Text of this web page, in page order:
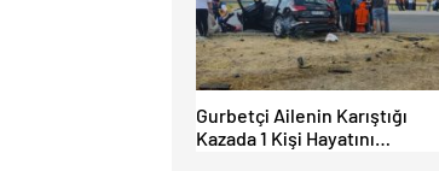
Gurbetçi Ailenin Karıştığı
Kazada 1 Kişi Hayatını